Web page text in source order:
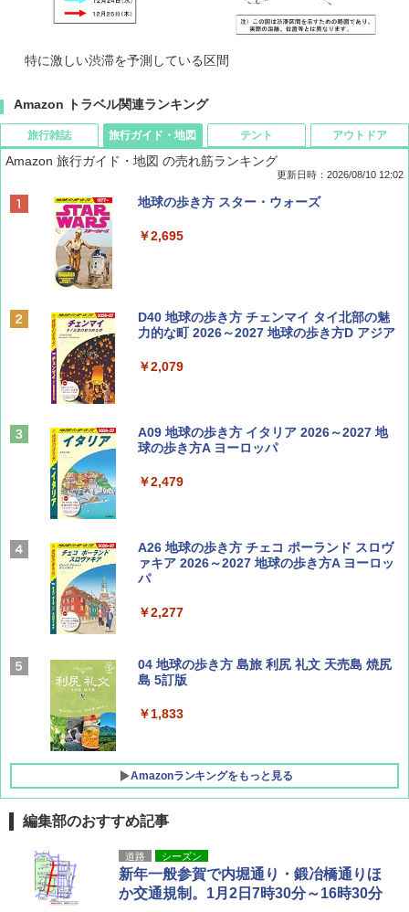
特に激しい渋滞を予測している区間
Amazon トラベル関連ランキング
旅行雑誌
BE-PAL(ビ-パル) 2026年 10 月号【特別付録:
BE-PAL(ビ-パル) 2026年 9 月号【特別付録:
SOTO ミニマル"旅"財布 ランダム2種】
￥1,500
ディズニーファン ２０２６年 ９月号 [雑
誌] (ＤＩＳＮＥＹ ＦＡＮ)
￥713
山と溪谷 2026年8月号「南アルプス大全」
￥1,540
サライ 2026年 9月号 [雑誌]
旅行ガイド・地図
Amazon 旅行ガイド・地図 の売れ筋ランキング
更新日時：2026/08/10 12:02
地球の歩き方 スター・ウォーズ
￥2,695
D40 地球の歩き方 チェンマイ タイ北部の魅
力的な町 2026～2027 地球の歩き方D アジア
￥2,079
A09 地球の歩き方 イタリア 2026～2027 地
球の歩き方A ヨーロッパ
￥2,479
A26 地球の歩き方 チェコ ポーランド スロヴ
ァキア 2026～2027 地球の歩き方A ヨーロッ
パ
￥2,277
04 地球の歩き方 島旅 利尻 礼文 天売島 焼尻
島 5訂版
￥1,833
Amazonランキングをもっと見る
テント
[キャンパーズコレクション 山善] ポップアッ
プテント 傘みたいに広げて畳める パッとサ
ッとサンシェード キューブ フルクローズ メ
ッシュ 簡単設置 ワンタッチテント キャンプ
アウトドア
DEWEL パラソル 大型 ビーチ アウトドアパ
ラソル ガーデン サイトシート付 折りたたみ
防水 UVカット 4段階高さ調整 軽量 収納袋付
き
編集部のおすすめ記事
道路 シーズン
新年一般参賀で内堀通り・鍛冶橋通りほ
か交通規制。1月2日7時30分～16時30分